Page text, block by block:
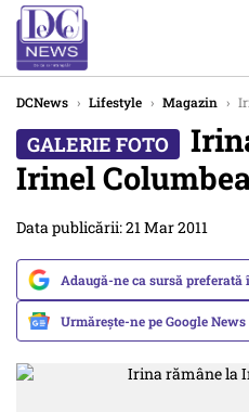
DCNews › Lifestyle › Magazin ›
Irinel
Data publicării: 21 Mar 2011
Adaugă-ne ca sursă preferată
Urmărește-ne pe Google News